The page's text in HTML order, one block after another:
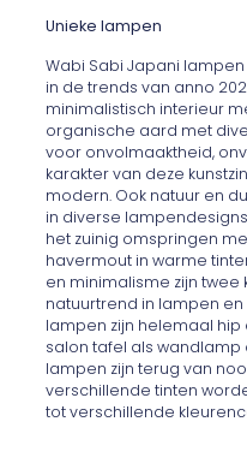
Unieke lampen
Wabi Sabi Japani
in de trends van anno
minimalistisch interieur
organische aard met
voor onvolmaaktheid,
karakter van deze
modern. Ook natuur en
in diverse
het zuinig omspringen
havermout in warme
en minimalisme zijn
natuurtrend in lampen
lampen zijn helemaal hip
salon tafel als wandlamp
lampen zijn terug van
verschillende tinten
tot verschillende